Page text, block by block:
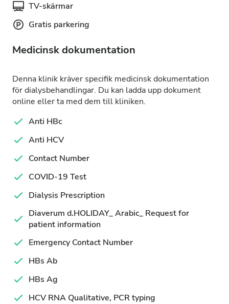
TV-skärmar
Gratis parkering
Medicinsk dokumentation
Denna klinik kräver specifik medicinsk dokumentation
för dialysbehandlingar. Du kan ladda upp dokument
online eller ta med dem till kliniken.
Anti HBc
Anti HCV
Contact Number
COVID-19 Test
Dialysis Prescription
Diaverum d.HOLIDAY_ Arabic_ Request for
patient information
Emergency Contact Number
HBs Ab
HBs Ag
HCV RNA Qualitative, PCR typing